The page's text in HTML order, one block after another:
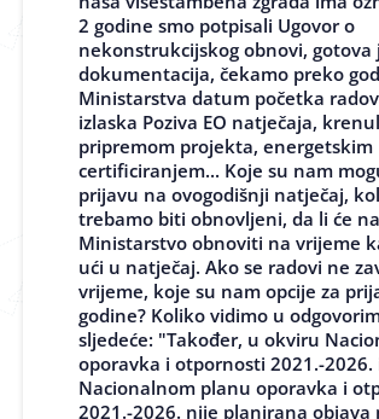
2 godine smo potpisali Ugovor o
nekonstrukcijskog obnovi, gotova
dokumentacija, čekamo preko
Ministarstva datum početka
izlaska Poziva EO natječaja,
pripremom projekta, energetskim
certificiranjem... Koje su nam
prijavu na ovogodišnji natječaj,
trebamo biti obnovljeni, da li će
Ministarstvo obnoviti na vrijeme
ući u natječaj. Ako se radovi ne
vrijeme, koje su nam opcije za
godine? Koliko vidimo u
sljedeće: "Također, u okviru
oporavka i otpornosti 2021.-2026.
Nacionalnom planu oporavka i
2021.-2026. nije planirana objava